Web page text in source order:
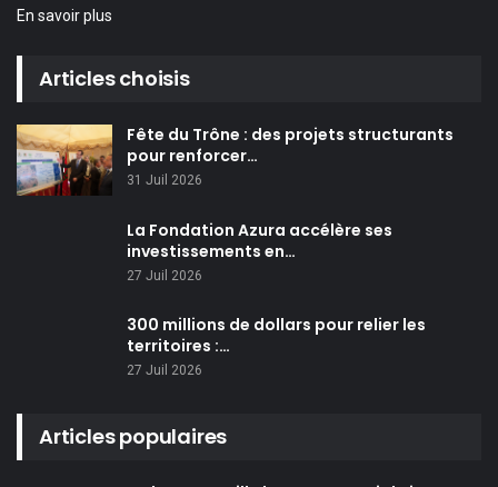
En savoir plus
Articles choisis
Fête du Trône : des projets structurants
pour renforcer…
31 Juil 2026
La Fondation Azura accélère ses
investissements en…
27 Juil 2026
300 millions de dollars pour relier les
territoires :…
27 Juil 2026
Articles populaires